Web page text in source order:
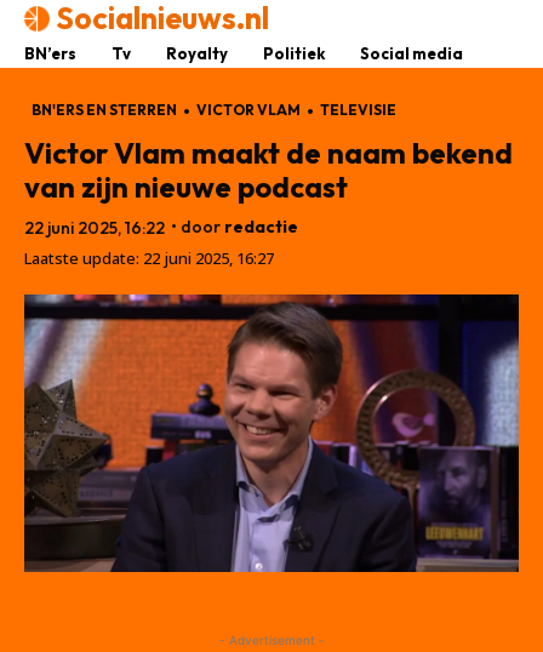
Socialnieuws.nl
BN’ers Tv Royalty Politiek Social media
BN'ERS EN STERREN VICTOR VLAM TELEVISIE
Victor Vlam maakt de naam bekend
van zijn nieuwe podcast
22 juni 2025, 16:22 • door redactie
Laatste update: 22 juni 2025, 16:27
- Advertisement -